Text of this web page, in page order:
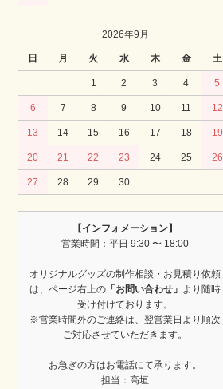
2026年9月
日 月 火 水 木 金 土
1 2 3 4 5
6 7 8 9 10 11 12
13 14 15 16 17 18 19
20 21 22 23 24 25 26
27 28 29 30
【インフォメーション】
営業時間：平日 9:30 〜 18:00
オリジナルグッズの制作相談・お見積り依頼
は、ページ右上の 「お問い合わせ」 より随時
受け付けております。
※営業時間外のご連絡は、翌営業日より順次
ご対応させていただきます。
お急ぎの方はお電話にて承ります。
担当：高垣